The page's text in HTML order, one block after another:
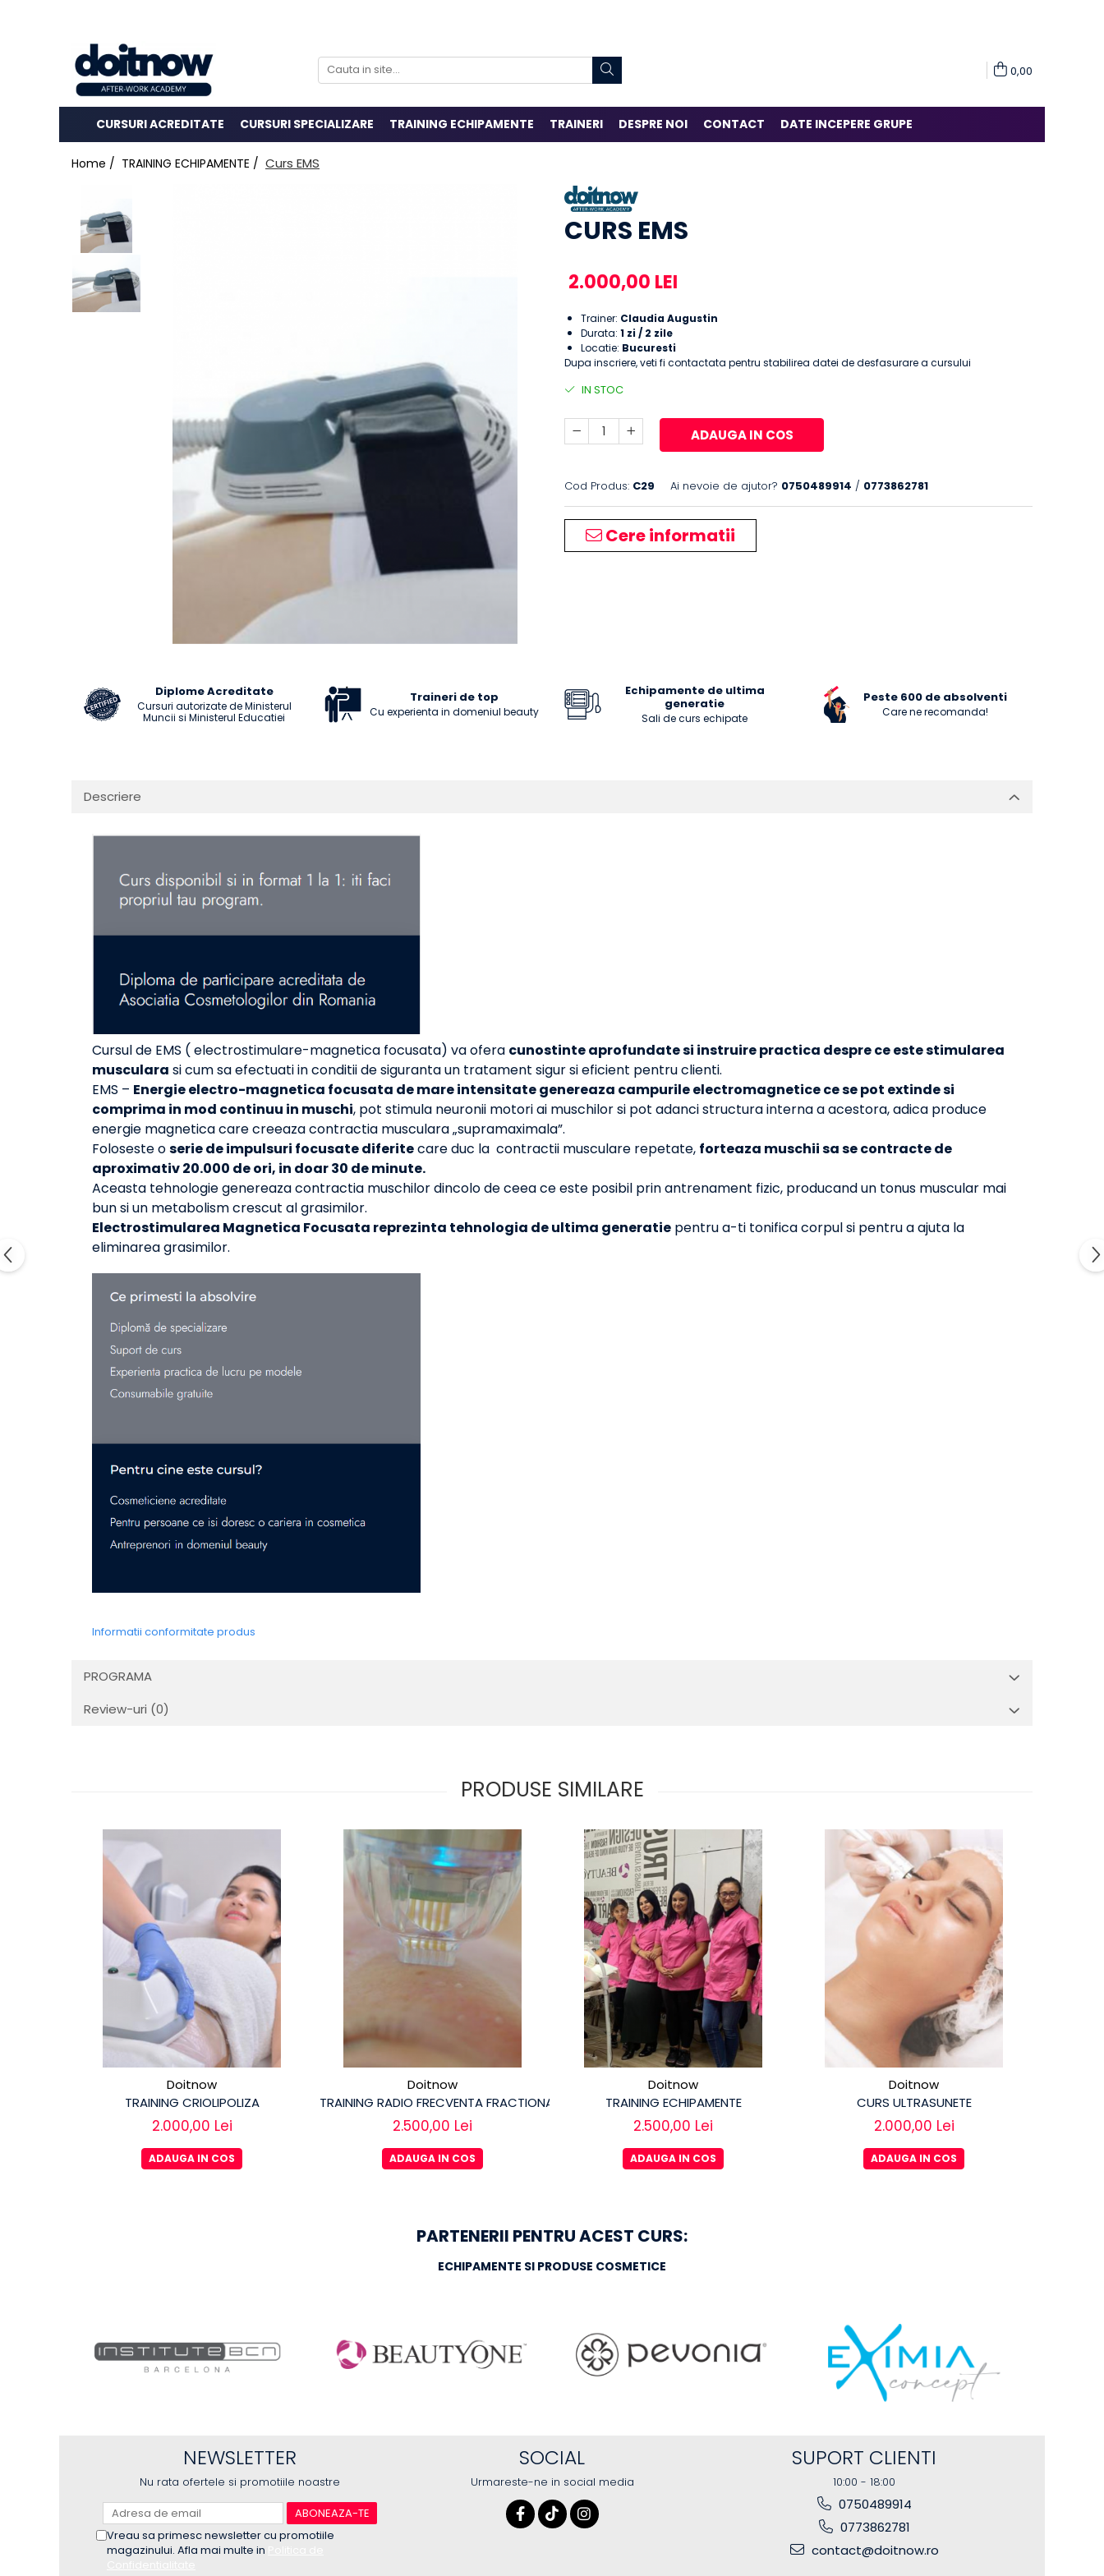
0,00
CURSURI ACREDITATE CURSURI SPECIALIZARE TRAINING ECHIPAMENTE TRAINERI DESPRE NOI CONTACT DATE INCEPERE GRUPE
Home / TRAINING ECHIPAMENTE / Curs EMS
CURS EMS
Facebook
2.000,00 LEI
Trainer: Claudia Augustin
Durata: 1 zi / 2 zile
Locatie: Bucuresti
Dupa inscriere, veti fi contactata pentru stabilirea datei de desfasurare a cursului
IN STOC
ADAUGA IN COS
Cod Produs: C29 Ai nevoie de ajutor? 0750489914 / 0773862781
Cere informatii
Diplome Acreditate
Cursuri autorizate de Ministerul
Muncii si Ministerul Educatiei
Traineri de top
Cu experienta in domeniul beauty
Echipamente de ultima
generatie
Sali de curs echipate
Peste 600 de absolventi
Care ne recomanda!
Descriere
Cursul de EMS ( electrostimulare-magnetica focusata) va ofera cunostinte aprofundate si instruire practica despre ce este stimularea
musculara si cum sa efectuati in conditii de siguranta un tratament sigur si eficient pentru clienti.
EMS – Energie electro-magnetica focusata de mare intensitate genereaza campurile electromagnetice ce se pot extinde si
comprima in mod continuu in muschi, pot stimula neuronii motori ai muschilor si pot adanci structura interna a acestora, adica produce
energie magnetica care creeaza contractia musculara „supramaximala”.
Foloseste oserie de impulsuri focusate diferitecare duc la contractii musculare repetate, forteaza muschii sa se contracte de
aproximativ 20.000 de ori, in doar 30 de minute.
Aceasta tehnologie genereaza contractia muschilor dincolo de ceea ce este posibil prin antrenament fizic, producand un tonus muscular mai
bun si un metabolism crescut al grasimilor.
Electrostimularea Magnetica Focusata reprezinta tehnologia de ultima generatie pentru a-ti tonifica corpul si pentru a ajuta la
eliminarea grasimilor.
Informatii conformitate produs
PROGRAMA
Review-uri (0)
PRODUSE SIMILARE
Doitnow
TRAINING CRIOLIPOLIZA
2.000,00 Lei
ADAUGA IN COS
Doitnow
TRAINING RADIO FRECVENTA FRACTIONATA
2.500,00 Lei
ADAUGA IN COS
Doitnow
TRAINING ECHIPAMENTE
2.500,00 Lei
ADAUGA IN COS
Doitnow
CURS ULTRASUNETE
2.000,00 Lei
ADAUGA IN COS
PARTENERII PENTRU ACEST CURS:
ECHIPAMENTE SI PRODUSE COSMETICE
NEWSLETTER
Nu rata ofertele si promotiile noastre
Vreau sa primesc newsletter cu promotiile
magazinului. Afla mai multe in
SOCIAL
Urmareste-ne in social media
SUPORT CLIENTI
10:00 - 18:00
0750489914
0773862781
contact@doitnow.ro